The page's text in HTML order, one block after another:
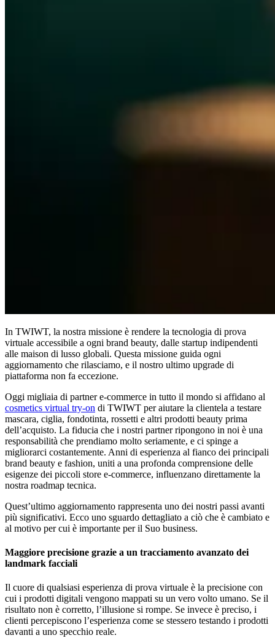
In TWIWT, la nostra missione è rendere la tecnologia di prova
virtuale accessibile a ogni brand beauty, dalle startup indipendenti
alle maison di lusso globali. Questa missione guida ogni
aggiornamento che rilasciamo, e il nostro ultimo upgrade di
piattaforma non fa eccezione.
Oggi migliaia di partner e-commerce in tutto il mondo si affidano al
cosmetics virtual try-on di TWIWT per aiutare la clientela a testare
mascara, ciglia, fondotinta, rossetti e altri prodotti beauty prima
dell’acquisto. La fiducia che i nostri partner ripongono in noi è una
responsabilità che prendiamo molto seriamente, e ci spinge a
migliorarci costantemente. Anni di esperienza al fianco dei principali
brand beauty e fashion, uniti a una profonda comprensione delle
esigenze dei piccoli store e-commerce, influenzano direttamente la
nostra roadmap tecnica.
Quest’ultimo aggiornamento rappresenta uno dei nostri passi avanti
più significativi. Ecco uno sguardo dettagliato a ciò che è cambiato e
al motivo per cui è importante per il Suo business.
Maggiore precisione grazie a un tracciamento avanzato dei
landmark facciali
Il cuore di qualsiasi esperienza di prova virtuale è la precisione con
cui i prodotti digitali vengono mappati su un vero volto umano. Se il
risultato non è corretto, l’illusione si rompe. Se invece è preciso, i
clienti percepiscono l’esperienza come se stessero testando i prodotti
davanti a uno specchio reale.